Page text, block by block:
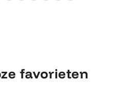
favorieten